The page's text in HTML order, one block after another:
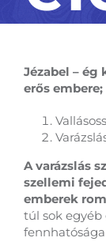
Jézabel – ég
erős embere;
A varázslás
szellemi
emberek
túl sok egyéb